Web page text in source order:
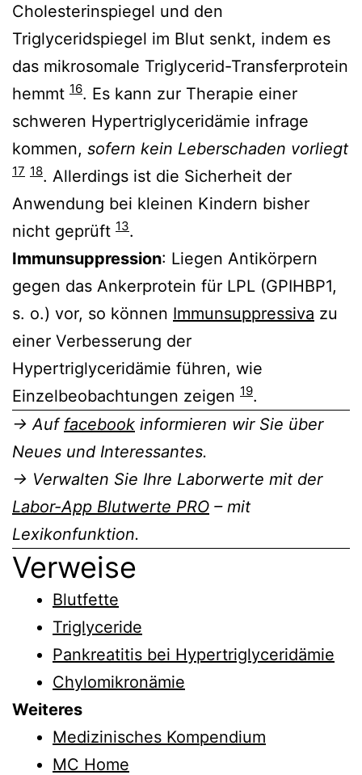
Cholesterinspiegel und den
Triglyceridspiegel im Blut senkt, indem es
das mikrosomale Triglycerid-Transferprotein
hemmt 16. Es kann zur Therapie einer
schweren Hypertriglyceridämie infrage
kommen, sofern kein Leberschaden vorliegt
17 18. Allerdings ist die Sicherheit der
Anwendung bei kleinen Kindern bisher
nicht geprüft 13.
Immunsuppression: Liegen Antikörpern
gegen das Ankerprotein für LPL (GPIHBP1,
s. o.) vor, so können Immunsuppressiva zu
einer Verbesserung der
Hypertriglyceridämie führen, wie
Einzelbeobachtungen zeigen 19.
→ Auf facebook informieren wir Sie über
Neues und Interessantes.
→ Verwalten Sie Ihre Laborwerte mit der
Labor-App Blutwerte PRO – mit
Lexikonfunktion.
Verweise
Blutfette
Triglyceride
Pankreatitis bei Hypertriglyceridämie
Chylomikronämie
Weiteres
Medizinisches Kompendium
MC Home